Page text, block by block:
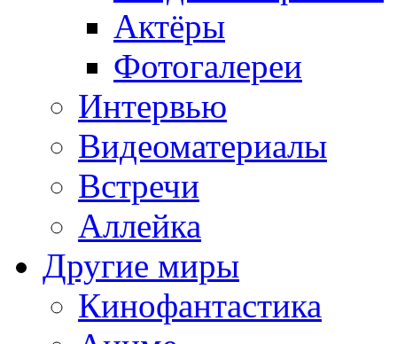
Актёры
Фотогалереи
Интервью
Видеоматериалы
Встречи
Аллейка
Другие миры
Кинофантастика